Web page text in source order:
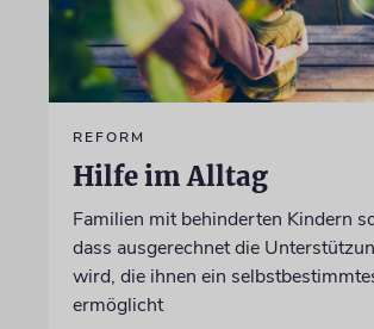
REFORM
Hilfe im Alltag
Familien mit behinderten Kindern
dass ausgerechnet die
wird, die ihnen ein
ermöglicht